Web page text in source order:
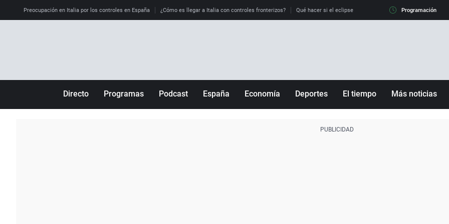
Preocupación en Italia por los controles en España ¿Cómo es llegar a Italia con controles fronterizos? Qué hacer si el eclipse me pilla conduciendo Qué tiempo
Programación
Directo Programas Podcast España Economía Deportes El tiempo Más noticias